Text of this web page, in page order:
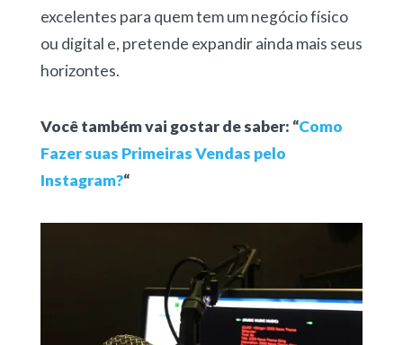
excelentes para quem tem um negócio físico
ou digital e, pretende expandir ainda mais seus
horizontes.
Você também vai gostar de saber: “Como
Fazer suas Primeiras Vendas pelo
Instagram?“